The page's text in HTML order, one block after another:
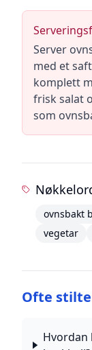
Server
med et
komplett
frisk salat
som
ovnsbakt
vegetar
Ofte
Hvordan